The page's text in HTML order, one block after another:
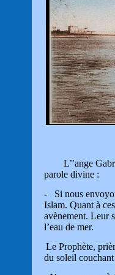
L’’ange
parole divine :
- Si nous
Islam. Quant à
avènement. Leur
l’eau de mer.
Le Prophète,
du soleil